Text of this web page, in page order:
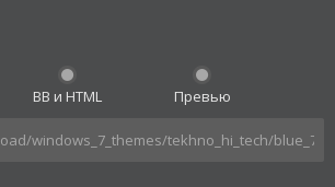
BB и HTML Превью